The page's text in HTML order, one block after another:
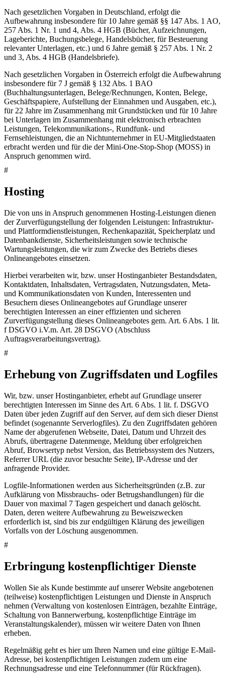
Nach gesetzlichen Vorgaben in Deutschland, erfolgt die
Aufbewahrung insbesondere für 10 Jahre gemäß §§ 147 Abs. 1 AO,
257 Abs. 1 Nr. 1 und 4, Abs. 4 HGB (Bücher, Aufzeichnungen,
Lageberichte, Buchungsbelege, Handelsbücher, für Besteuerung
relevanter Unterlagen, etc.) und 6 Jahre gemäß § 257 Abs. 1 Nr. 2
und 3, Abs. 4 HGB (Handelsbriefe).
Nach gesetzlichen Vorgaben in Österreich erfolgt die Aufbewahrung
insbesondere für 7 J gemäß § 132 Abs. 1 BAO
(Buchhaltungsunterlagen, Belege/Rechnungen, Konten, Belege,
Geschäftspapiere, Aufstellung der Einnahmen und Ausgaben, etc.),
für 22 Jahre im Zusammenhang mit Grundstücken und für 10 Jahre
bei Unterlagen im Zusammenhang mit elektronisch erbrachten
Leistungen, Telekommunikations-, Rundfunk- und
Fernsehleistungen, die an Nichtunternehmer in EU-Mitgliedstaaten
erbracht werden und für die der Mini-One-Stop-Shop (MOSS) in
Anspruch genommen wird.
#
Hosting
Die von uns in Anspruch genommenen Hosting-Leistungen dienen
der Zurverfügungstellung der folgenden Leistungen: Infrastruktur-
und Plattformdienstleistungen, Rechenkapazität, Speicherplatz und
Datenbankdienste, Sicherheitsleistungen sowie technische
Wartungsleistungen, die wir zum Zwecke des Betriebs dieses
Onlineangebotes einsetzen.
Hierbei verarbeiten wir, bzw. unser Hostinganbieter Bestandsdaten,
Kontaktdaten, Inhaltsdaten, Vertragsdaten, Nutzungsdaten, Meta-
und Kommunikationsdaten von Kunden, Interessenten und
Besuchern dieses Onlineangebotes auf Grundlage unserer
berechtigten Interessen an einer effizienten und sicheren
Zurverfügungstellung dieses Onlineangebotes gem. Art. 6 Abs. 1 lit.
f DSGVO i.V.m. Art. 28 DSGVO (Abschluss
Auftragsverarbeitungsvertrag).
#
Erhebung von Zugriffsdaten und Logfiles
Wir, bzw. unser Hostinganbieter, erhebt auf Grundlage unserer
berechtigten Interessen im Sinne des Art. 6 Abs. 1 lit. f. DSGVO
Daten über jeden Zugriff auf den Server, auf dem sich dieser Dienst
befindet (sogenannte Serverlogfiles). Zu den Zugriffsdaten gehören
Name der abgerufenen Webseite, Datei, Datum und Uhrzeit des
Abrufs, übertragene Datenmenge, Meldung über erfolgreichen
Abruf, Browsertyp nebst Version, das Betriebssystem des Nutzers,
Referrer URL (die zuvor besuchte Seite), IP-Adresse und der
anfragende Provider.
Logfile-Informationen werden aus Sicherheitsgründen (z.B. zur
Aufklärung von Missbrauchs- oder Betrugshandlungen) für die
Dauer von maximal 7 Tagen gespeichert und danach gelöscht.
Daten, deren weitere Aufbewahrung zu Beweiszwecken
erforderlich ist, sind bis zur endgültigen Klärung des jeweiligen
Vorfalls von der Löschung ausgenommen.
#
Erbringung kostenpflichtiger Dienste
Wollen Sie als Kunde bestimmte auf unserer Website angebotenen
(teilweise) kostenpflichtigen Leistungen und Dienste in Anspruch
nehmen (Verwaltung von kostenlosen Einträgen, bezahlte Einträge,
Schaltung von Bannerwerbung, kostenpflichtige Einträge im
Veranstaltungskalender), müssen wir weitere Daten von Ihnen
erheben.
Regelmäßig geht es hier um Ihren Namen und eine gültige E-Mail-
Adresse, bei kostenpflichtigen Leistungen zudem um eine
Rechnungsadresse und eine Telefonnummer (für Rückfragen).